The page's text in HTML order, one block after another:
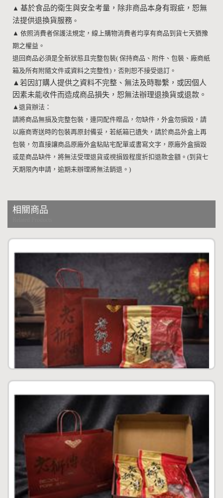
▲ 基於食品的衛生與安全考量，除非商品本身有瑕疵，恕無
法提供退換貨服務 。
▲ 依照消費者保護法規定，線上購物消費者均享有商品到貨七天猶豫
期之權益。
退回商品必須是全新狀態且完整包裝( 保持商品、附件、包裝、廠商紙
箱及所有附隨文件或資料之完整性) ，否則恕不接受退訂。
▲ 若因訂購人提供之資料不完整、無法及時聯繫，或因個人
因素未能收件而造成商品損失，恕無法辦理退換貨或退款。
▲ 退貨辦法：
請將商品無損及完整包裝，連同配件贈品，勿缺件，外盒勿損毀，請
以廠商寄送時的包裝再原封備妥，若紙箱已遺失，請於商品外盒上再
包裝，勿直接讓商品原廠外盒粘貼宅配單或書寫文字，原廠外盒損毀
或是商品缺件，將無法受理退貨或視損毀程度折扣退款金額。 (到貨七
天期限內申請，逾期未辦理將無法銷退。 )
相關商品
售價：$350